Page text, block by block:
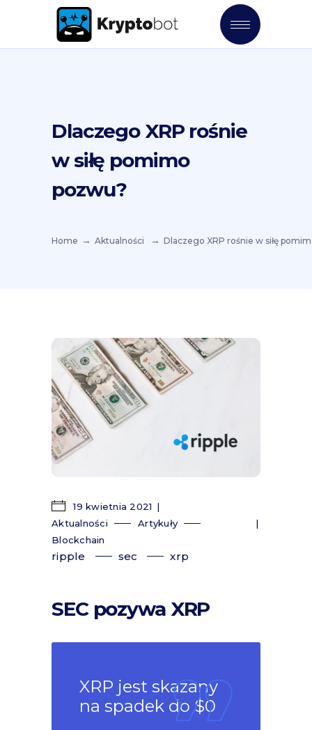
Dlaczego XRP rośnie
w siłę pomimo
pozwu?
Home Aktualności Dlaczego XRP rośnie w siłę
19 kwietnia 2021
Aktualności
Artykuły
Blockchain
ripple sec xrp
SEC pozywa XRP
XRP jest skazany
na spadek do $0